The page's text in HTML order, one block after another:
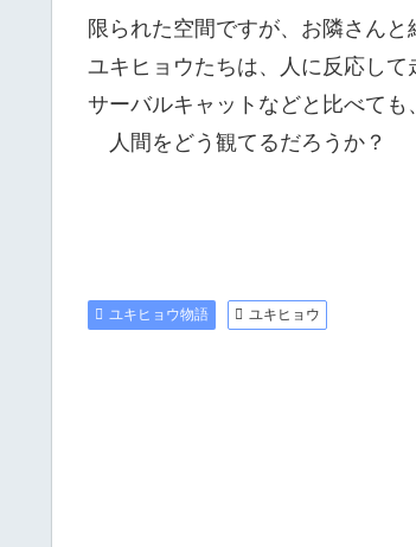
限られた空間ですが、お隣さんと
ユキヒョウたちは、人に反応して
サーバルキャットなどと比べても
人間をどう観てるだろうか？
ユキヒョウ物語 ユキヒョウ